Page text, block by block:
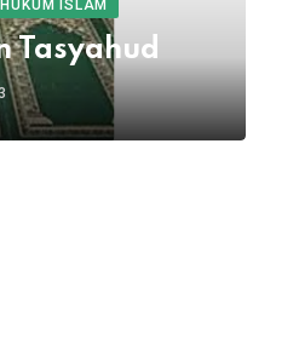
HUKUM ISLAM
Tasyahud